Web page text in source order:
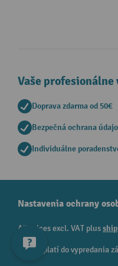
Vaše profesionálne
Doprava zdarma od 50€
Bezpečná ochrana
Individuálne
Nastavenia ochrany
All prices excl. VAT plus
¹ Zľava platí do